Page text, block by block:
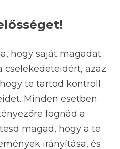
hogy saját magadat
azaz
te tartod kontroll
Minden esetben
fognád a
magad, hogy a te
irányítása, és